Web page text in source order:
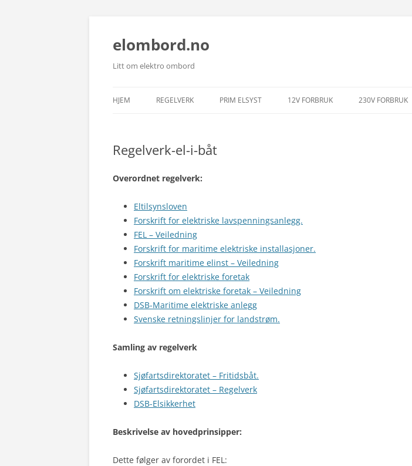
elombord.no
Litt om elektro ombord
to
HJEM REGELVERK PRIM ELSYST 12V FORBRUK 230V FORBRUK
Regelverk-el-i-båt
Overordnet regelverk:
Eltilsynsloven
Forskrift for elektriske lavspenningsanlegg.
FEL – Veiledning
Forskrift for maritime elektriske installasjoner.
Forskrift maritime elinst – Veiledning
Forskrift for elektriske foretak
Forskrift om elektriske foretak – Veiledning
DSB-Maritime elektriske anlegg
Svenske retningslinjer for landstrøm.
Samling av regelverk
Sjøfartsdirektoratet – Fritidsbåt.
Sjøfartsdirektoratet – Regelverk
DSB-Elsikkerhet
Beskrivelse av hovedprinsipper:
Dette følger av forordet i FEL: